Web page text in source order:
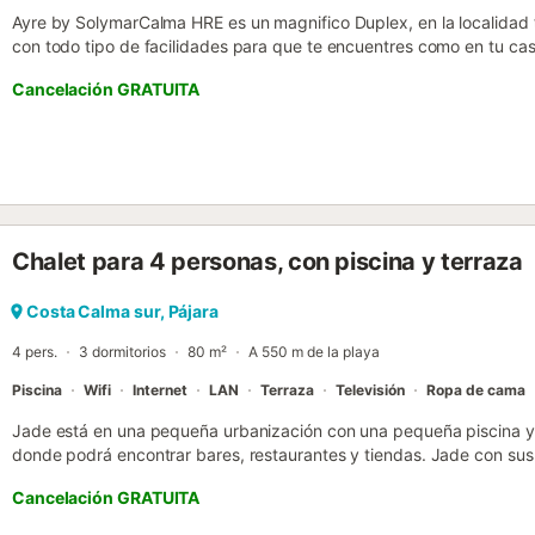
Ayre by SolymarCalma HRE es un magnifico Duplex, en la
con todo tipo de facilidades para que te encuentres como en tu
con bañera. La cocina está totalmente equipada con cafetera,
congelador, lavavajilas, lavadora y secadora. Existe una zona de
que necesiten tele trabajar desde el paraíso. En la planta alta
dispone de aseo y una zona de trabajo. saliendo del dormitorio
profesional. A menos que se indique lo contrario, los servicios como
anuncio), pueden aplicarse suplementos. Sólo están presentes los
Cancelación GRATUITA
Chalet para 4 personas, con piscina y terraza
Costa Calma sur, Pájara
4 pers. 3 dormitorios 80 m² A 550 m de la playa
Piscina Wifi Internet LAN Terraza Televisión Ropa de cama
Jade está en una pequeña urbanización con una pequeña piscina
donde podrá encontrar bares, restaurantes y tiendas. Jade con
tener un descanso merecido después de conocer el centro sur de
de la maravillosa playa de Costa Calma Jade será el lugar donde
Cancelación GRATUITA